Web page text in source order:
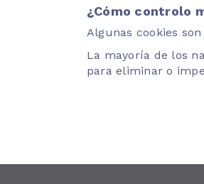
¿Cómo controlo
Algunas cookies
La mayoría de los
para eliminar o